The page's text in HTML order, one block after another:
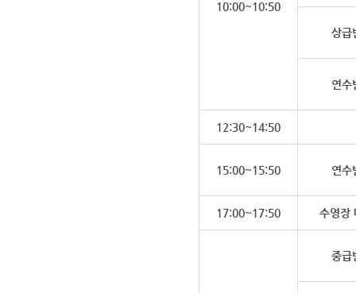
10:00~10:50
상급
연수
12:30~14:50
15:00~15:50 연수
17:00~17:50 수영장
중급